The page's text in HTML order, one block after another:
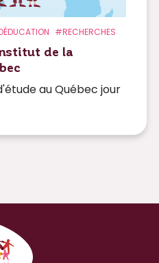
#RECHERCHES
de la
au Québec jour